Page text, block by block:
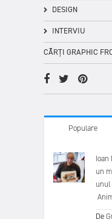
DESIGN
INTERVIU
CĂRȚI GRAPHIC
Populare
Ioan
un
unul
De